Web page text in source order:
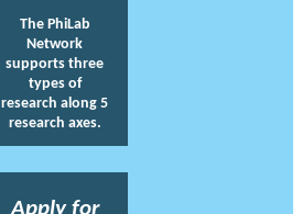
The PhiLab
Network
supports three
types of
research along 5
research axes.
Apply for